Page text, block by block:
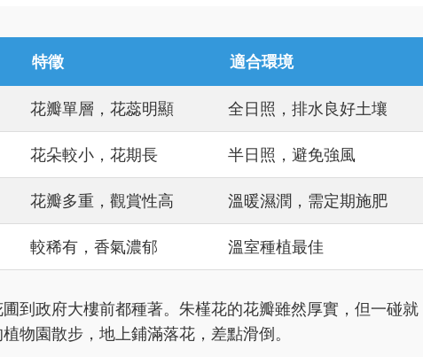
特徵 適合環境
花瓣單層，花蕊明顯 全日照，排水良好土壤
花朵較小，花期長 半日照，避免強風
花瓣多重，觀賞性高 溫暖濕潤，需定期施肥
較稀有，香氣濃郁 溫室種植最佳
到政府大樓前都種著。朱槿花的花瓣雖然厚實，但一碰就
物園散步，地上鋪滿落花，差點滑倒。